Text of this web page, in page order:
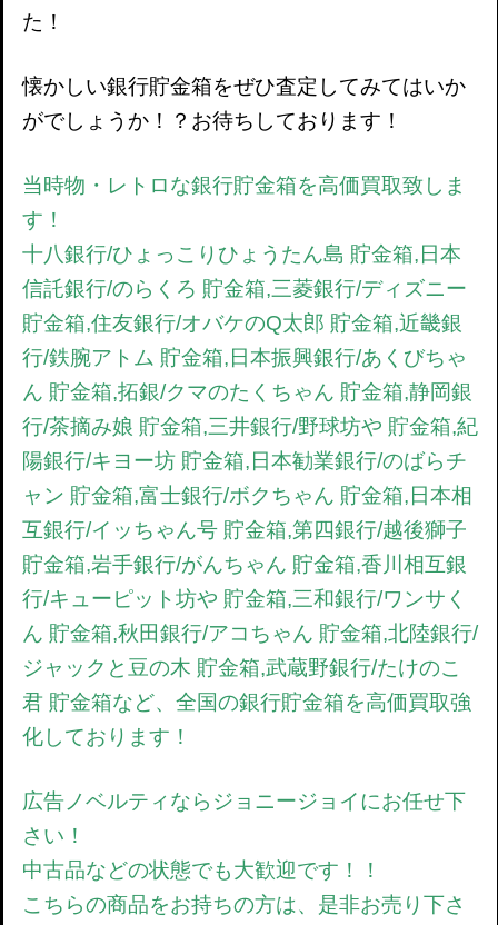
た！
懐かしい銀行貯金箱をぜひ査定してみてはいか
がでしょうか！？お待ちしております！
当時物・レトロな銀行貯金箱を高価買取致しま
す！
十八銀行/ひょっこりひょうたん島 貯金箱,日本
信託銀行/のらくろ 貯金箱,三菱銀行/ディズニー
貯金箱,住友銀行/オバケのQ太郎 貯金箱,近畿銀
行/鉄腕アトム 貯金箱,日本振興銀行/あくびちゃ
ん 貯金箱,拓銀/クマのたくちゃん 貯金箱,静岡銀
行/茶摘み娘 貯金箱,三井銀行/野球坊や 貯金箱,紀
陽銀行/キヨー坊 貯金箱,日本勧業銀行/のばらチ
ャン 貯金箱,富士銀行/ボクちゃん 貯金箱,日本相
互銀行/イッちゃん号 貯金箱,第四銀行/越後獅子
貯金箱,岩手銀行/がんちゃん 貯金箱,香川相互銀
行/キューピット坊や 貯金箱,三和銀行/ワンサく
ん 貯金箱,秋田銀行/アコちゃん 貯金箱,北陸銀行/
ジャックと豆の木 貯金箱,武蔵野銀行/たけのこ
君 貯金箱など、全国の銀行貯金箱を高価買取強
化しております！
広告ノベルティならジョニージョイにお任せ下
さい！
中古品などの状態でも大歓迎です！！
こちらの商品をお持ちの方は、是非お売り下さ